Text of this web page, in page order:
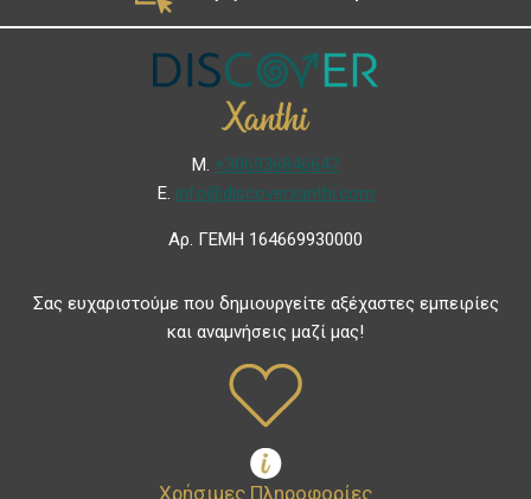
Μ. +306936846647
Ε. info@discoverxanthi.com
Αρ. ΓΕΜΗ 164669930000
Σας ευχαριστούμε που δημιουργείτε αξέχαστες εμπειρίες
και αναμνήσεις μαζί μας!
Χρήσιμες Πληροφορίες